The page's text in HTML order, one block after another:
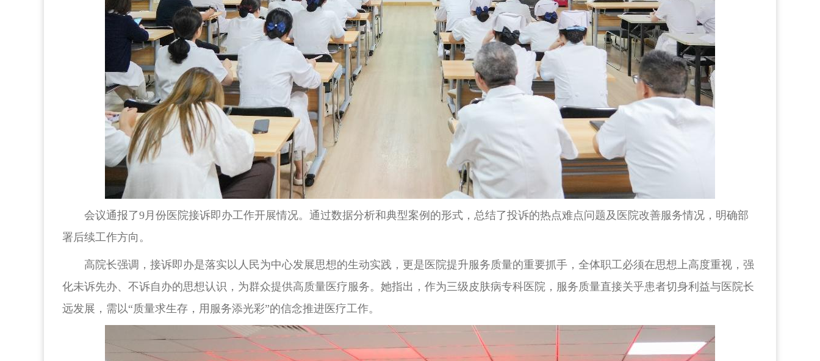
会议通报了9月份医院接诉即办工作开展情况。通过数据分析和典型案例的形式，总结了投诉的热点难点问题及医院改善服务情况，明确部
署后续工作方向。
高院长强调，接诉即办是落实以人民为中心发展思想的生动实践，更是医院提升服务质量的重要抓手，全体职工必须在思想上高度重视，强
化未诉先办、不诉自办的思想认识，为群众提供高质量医疗服务。她指出，作为三级皮肤病专科医院，服务质量直接关乎患者切身利益与医院长
远发展，需以“质量求生存，用服务添光彩”的信念推进医疗工作。